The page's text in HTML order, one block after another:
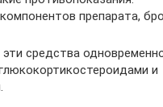
препарата,
средства
и